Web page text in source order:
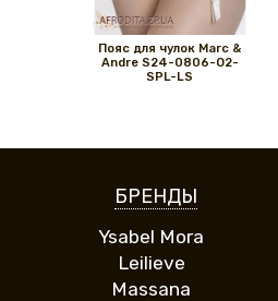
Пояс для чулок Marc &
Andre S24-0806-O2-
SPL-LS
БРЕНДЫ
Ysabel Mora
Leilieve
Massana